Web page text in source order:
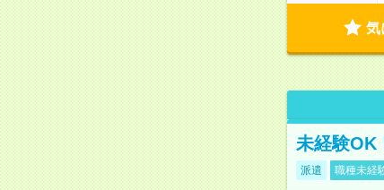
気
未経験OK
派遣 職種未経